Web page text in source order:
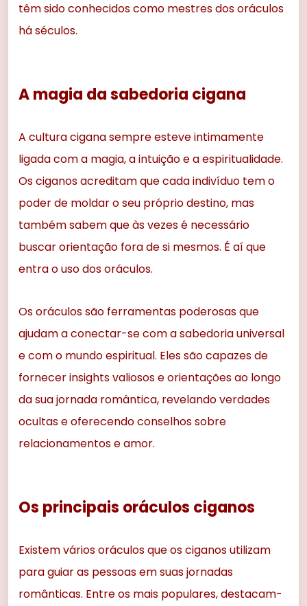
têm sido conhecidos como mestres dos oráculos
há séculos.
A magia da sabedoria cigana
A cultura cigana sempre esteve intimamente
ligada com a magia, a intuição e a espiritualidade.
Os ciganos acreditam que cada indivíduo tem o
poder de moldar o seu próprio destino, mas
também sabem que às vezes é necessário
buscar orientação fora de si mesmos. É aí que
entra o uso dos oráculos.
Os oráculos são ferramentas poderosas que
ajudam a conectar-se com a sabedoria universal
e com o mundo espiritual. Eles são capazes de
fornecer insights valiosos e orientações ao longo
da sua jornada romântica, revelando verdades
ocultas e oferecendo conselhos sobre
relacionamentos e amor.
Os principais oráculos ciganos
Existem vários oráculos que os ciganos utilizam
para guiar as pessoas em suas jornadas
românticas. Entre os mais populares, destacam-